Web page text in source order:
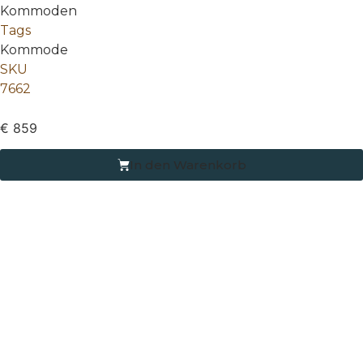
Kommoden
Tags
Kommode
SKU
7662
€ 859
In den Warenkorb